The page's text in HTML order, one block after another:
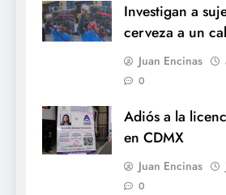
Investigan a
cerveza a un
Juan Encinas
0
Adiós a la
en CDMX
Juan Encinas
0